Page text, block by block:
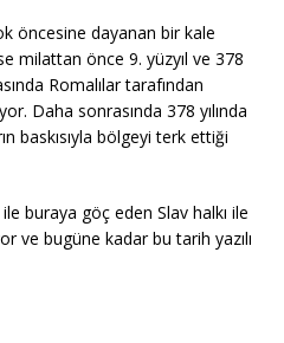
öncesine dayanan bir kale
milattan önce 9. yüzyıl ve 378
Romalılar tarafından
Daha sonrasında 378 yılında
baskısıyla bölgeyi terk ettiği
buraya göç eden Slav halkı ile
ve bugüne kadar bu tarih yazılı